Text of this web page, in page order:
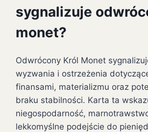
sygnalizuje
monet?
Odwrócony Król Monet
wyzwania i ostrzeżenia
finansami, materializmu oraz
braku stabilności. Karta ta
niegospodarność,
lekkomyślne podejście do